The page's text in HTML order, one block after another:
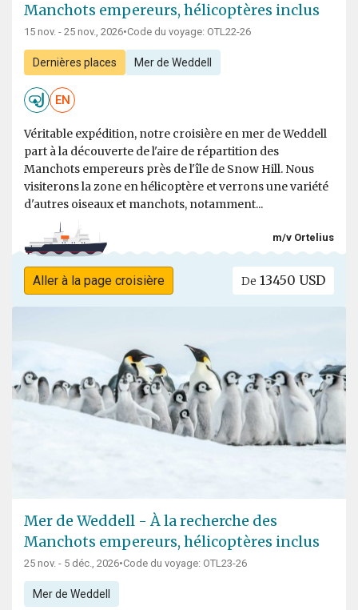
Manchots empereurs, hélicoptères inclus
15 nov. - 25 nov., 2026•Code du voyage: OTL22-26
Dernières places Mer de Weddell
EN
Véritable expédition, notre croisière en mer de Weddell
part à la découverte de l'aire de répartition des
Manchots empereurs près de l'île de Snow Hill. Nous
visiterons la zone en hélicoptère et verrons une variété
d'autres oiseaux et manchots, notamment...
m/v Ortelius
Aller à la page croisière De 13450 USD
Mer de Weddell - À la recherche des
Manchots empereurs, hélicoptères inclus
25 nov. - 5 déc., 2026•Code du voyage: OTL23-26
Mer de Weddell